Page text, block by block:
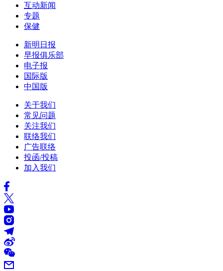
互动新闻
专题
保健
新明日报
早报俱乐部
电子报
国际版
中国版
关于我们
常见问题
关注我们
联络我们
广告联络
投函/投稿
加入我们